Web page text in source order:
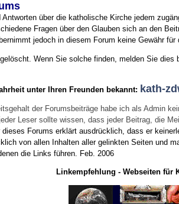
über die katholische Kirche jedem
Fragen über den Glauben sich an den
jedoch in diesem Forum keine Gewähr
Wenn Sie solche finden, melden Sie
unter Ihren Freunden bekannt: kath-
der Forumsbeiträge habe ich als Admin
Leser sollte wissen, dass jeder Beitrag, die
dieses Forums erklärt ausdrücklich, dass er
von allen Inhalten aller gelinkten Seiten und
die Links führen. Feb. 2006
Linkempfehlung - Webseiten für